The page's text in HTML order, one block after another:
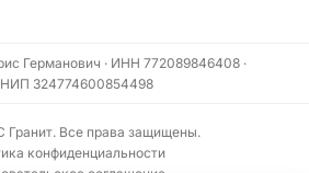
Германович · ИНН 772089846408 ·
324774600854498
Все права защищены.
конфиденциальности